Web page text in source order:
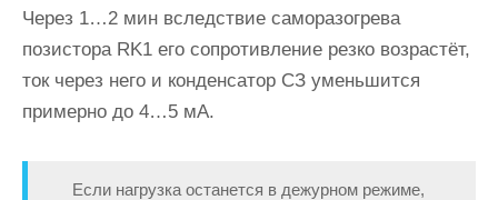
Через 1…2 мин вследствие саморазогрева
позистора RK1 его сопротивление резко возрастёт,
ток через него и конденсатор СЗ уменьшится
примерно до 4…5 мА.
Если нагрузка останется в дежурном режиме,